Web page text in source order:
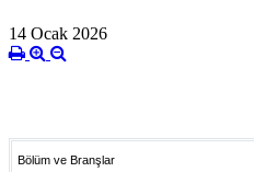
14 Ocak 2026
Bölüm ve Branşlar